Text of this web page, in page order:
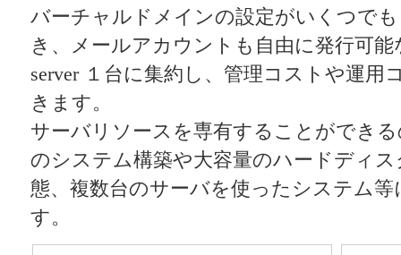
バーチャルドメインの設定がいくつで
き、メールアカウントも自由に発行可
server １台に集約し、管理コストや運用
きます。
サーバリソースを専有することができ
のシステム構築や大容量のハードディ
態、複数台のサーバを使ったシステム
す。